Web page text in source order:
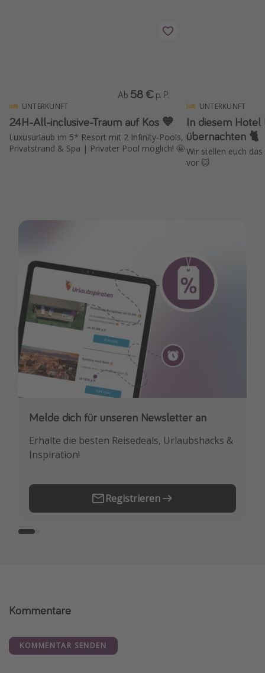
UNTERKUNFT
24H-All-inclusive-Traum auf Kos 💙
Luxusurlaub im 5* Resort mit 2 Infinity-Pools,
Privatstrand & Spa | Privater Pool möglich! 🤩
Ab 58 € p. P.
UNTERKUNFT
In diesem
übernachten 🐈
Wir stellen euch
vor 🐱
Melde dich für unseren Newsletter an
Erhalte die besten Reisedeals, Urlaubshacks &
Inspiration!
Registrieren
Downloade unsere App
Buche die besten Reiseschnäppchen als
Erstes.
Kommentare
KOMMENTAR SENDEN